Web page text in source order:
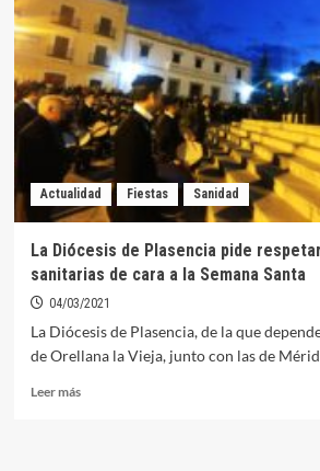
Orellana
repica
contra
la
despoblación
Actualidad Fiestas Sanidad
La Diócesis de Plasencia pide
sanitarias de cara a la Semana Santa
04/03/2021
La Diócesis de Plasencia, de la que
de Orellana la Vieja, junto con las de
Leer másLeer